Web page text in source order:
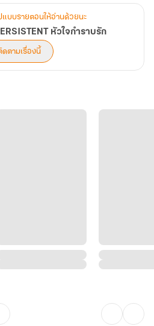
แบบรายตอนให้อ่านด้วยนะ
หัวใจกำราบรัก
ดตามเรื่องนี้